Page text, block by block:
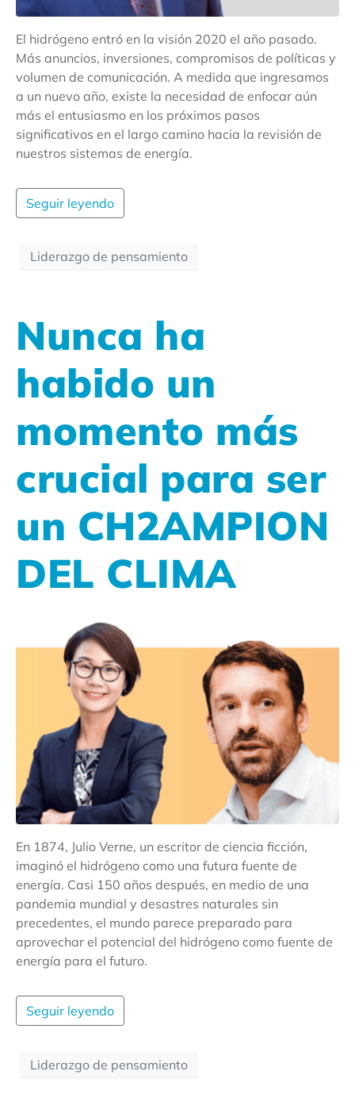
El hidrógeno entró en la visión 2020 el año pasado.
Más anuncios, inversiones, compromisos de políticas y
volumen de comunicación. A medida que ingresamos
a un nuevo año, existe la necesidad de enfocar aún
más el entusiasmo en los próximos pasos
significativos en el largo camino hacia la revisión de
nuestros sistemas de energía.
Seguir leyendo
Liderazgo de pensamiento
Nunca ha
habido un
momento más
crucial para ser
un CH2AMPION
DEL CLIMA
En 1874, Julio Verne, un escritor de ciencia ficción,
imaginó el hidrógeno como una futura fuente de
energía. Casi 150 años después, en medio de una
pandemia mundial y desastres naturales sin
precedentes, el mundo parece preparado para
aprovechar el potencial del hidrógeno como fuente de
energía para el futuro.
Seguir leyendo
Liderazgo de pensamiento